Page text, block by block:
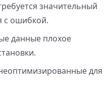
значительный
с ошибкой.
данные плохое
для